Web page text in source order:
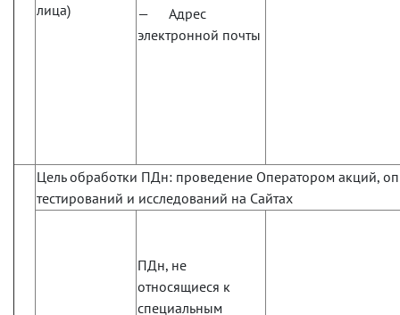
лица)
— Адрес
электронной почты
Цель обработки ПДн: проведение Оператором акций,
тестирований и исследований на Сайтах
ПДн, не
относящиеся к
специальным